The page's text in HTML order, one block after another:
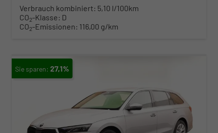
Verbrauch kombiniert: 5,10 l/100km
CO2-Klasse: D
CO2-Emissionen: 116,00 g/km
27,1%